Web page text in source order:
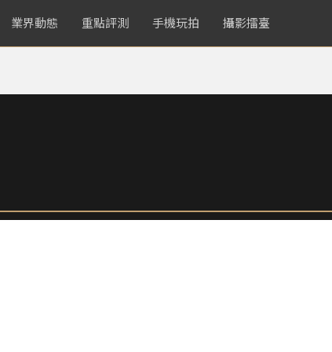
業界動態 重點評測 手機玩拍 攝影擂臺